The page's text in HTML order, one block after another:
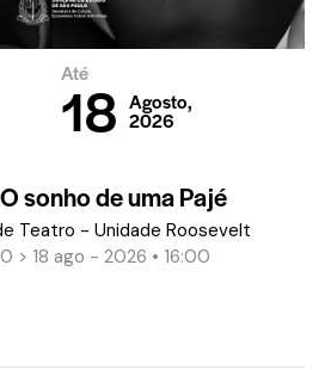
Até
18 Agosto,
2026
sonho de uma Pajé
Teatro - Unidade Roosevelt
> 18 ago - 2026 • 16:00